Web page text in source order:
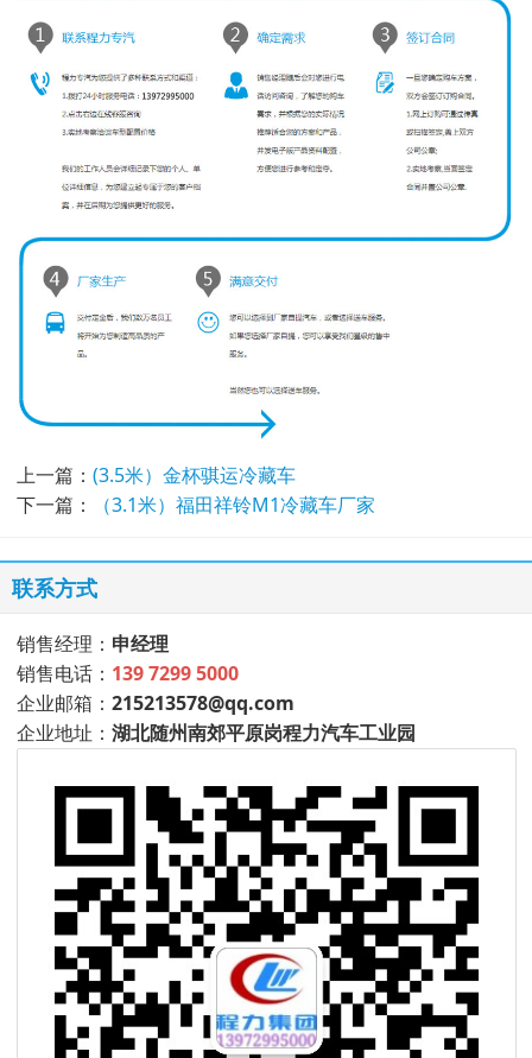
上一篇： (3.5米）金杯骐运冷藏车
下一篇：
（3.1米）福田祥铃M1冷藏车厂家
联系方式
销售经理： 申经理
销售电话： 139 7299 5000
企业邮箱： 215213578@qq.com
企业地址： 湖北随州南郊平原岗程力汽车工业园